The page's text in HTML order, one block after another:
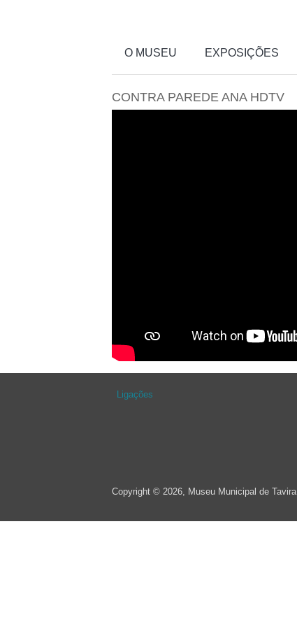
O MUSEU EXPOSIÇÕES
CONTRA PAREDE ANA HDTV
Ligações
Copyright © 2026, Museu Municipal de Tavira